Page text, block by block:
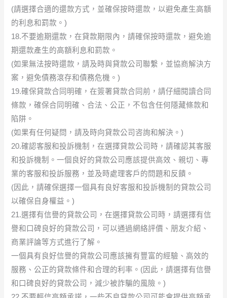
(請選擇合適的還款方式，並確保按時還款，以避免產生高額
的利息和罰款。)
18.不要逾期還款，在貸款期限內，請確保按時還款，避免逾
期還款產生的高額利息和罰款。
(如果無法按時還款，請及時與貸款公司聯繫，並協商解決方
案，避免債務滾存和債務危機。)
19.確保貸款合同明確，在簽署貸款合同前，請仔細閱讀合同
條款，確保合同明確、合法、公正，不包含任何隱藏條款和
陷阱。
(如果有任何疑問，請及時向貸款公司咨詢和解決。)
20.確認客服和投訴機制，在選擇貸款公司時，請確認其客服
和投訴機制。一個良好的貸款公司應該提供高效、親切、專
業的客服和投訴服務，並及時處理客戶的問題和反饋。
(因此，請確保選擇一個具有良好客服和投訴機制的貸款公司
以確保自身權益。)
21.選擇有信譽的貸款公司，在選擇貸款公司時，請選擇有信
譽和口碑良好的貸款公司，可以通過網絡評價、朋友介紹、
商業評論等方式進行了解。
一個具有良好信譽的貸款公司應該擁有豐富的經驗、高效的
服務、公正的貸款條件和合理的利率。(因此，請選擇有信譽
和口碑良好的貸款公司，減少被詐騙的風險。)